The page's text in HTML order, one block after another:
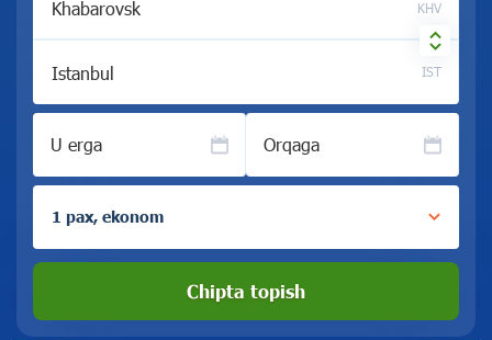
KHV
IST
U erga Orqaga
1 pax, ekonom
Chipta topish